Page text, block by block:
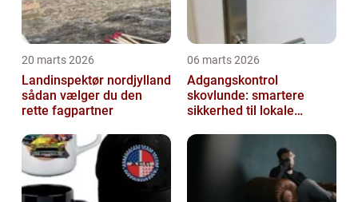
20 marts 2026
Landinspektør nordjylland
sådan vælger du den
rette fagpartner
06 marts 2026
Adgangskontrol
skovlunde: smartere
sikkerhed til lokale